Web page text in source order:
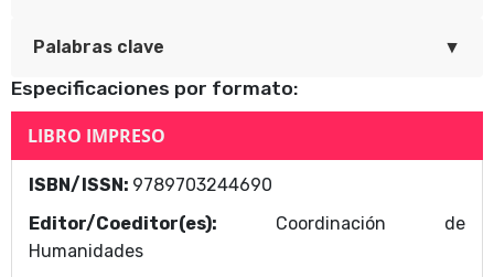
Contenido.
Prefacio.
Introducción general.
Interés por la historia en el mundo indígena.
Relaciones y pinturas nahuas acerca de la
Conquista. Valor humano de las relaciones
indígenas de la Conquista. Visión de los vencidos.
I. Presagios de la venida de los españoles.
Palabras clave ▼
Visión de los vencidos. Relaciones indígenas de la
Área Temática
Coordinación de Humanidades
Especificaciones por formato:
LIBRO IMPRESO
ISBN/ISSN: 9789703244690
Editor/Coeditor(es): Coordinación de
Humanidades